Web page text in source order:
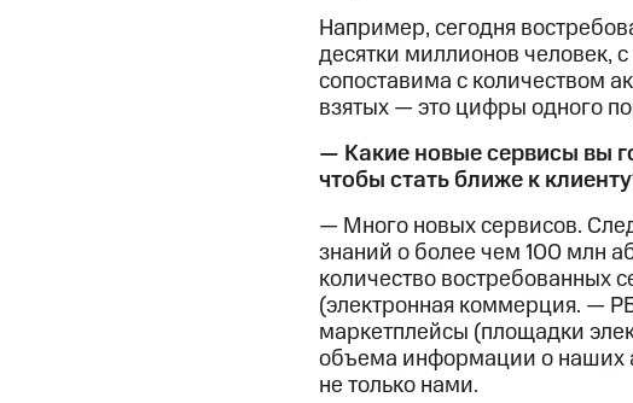
Например, сегодня
десятки миллионов человек,
сопоставима с количеством
взятых — это цифры одного
— Какие новые сервисы вы
чтобы стать ближе к
— Много новых сервисов.
знаний о более чем 100 млн
количество востребованных
(электронная коммерция. —
маркетплейсы (площадки
объема информации о наших
не только нами.